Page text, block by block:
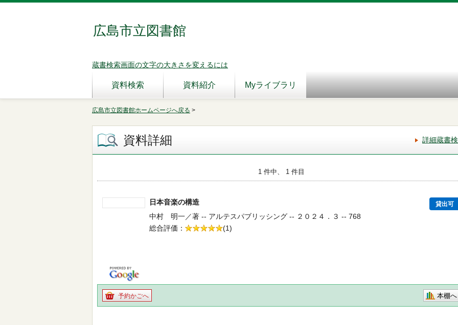
広島市立図書館
蔵書検索画面の文字の大きさを変えるには
資料検索 資料紹介 Myライブラリ
広島市立図書館ホームページへ戻る >
資料詳細 詳細蔵書
1 件中、 1 件目
日本音楽の構造 貸出可
中村 明一／著 -- アルテスパブリッシング -- ２０２４．３ -- 768
総合評価
5段階評価
(1)
予約かごへ 本棚へ